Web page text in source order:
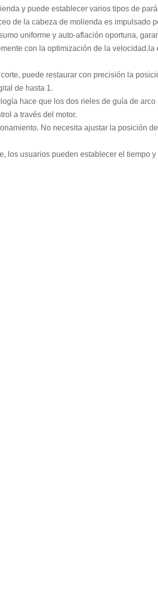
y puede establecer varios tipos de
de la cabeza de molienda es impulsado
uniforme y auto-aflación oportuna,
con la optimización de la velocidad. la
puede restaurar con precisión la
de hasta 1.
hace que los dos rieles de guía de
a través del motor.
No necesita ajustar la posición
los usuarios pueden establecer el tiempo